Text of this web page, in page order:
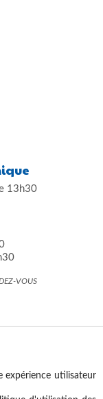
13h30
VOUS
expérience utilisateur